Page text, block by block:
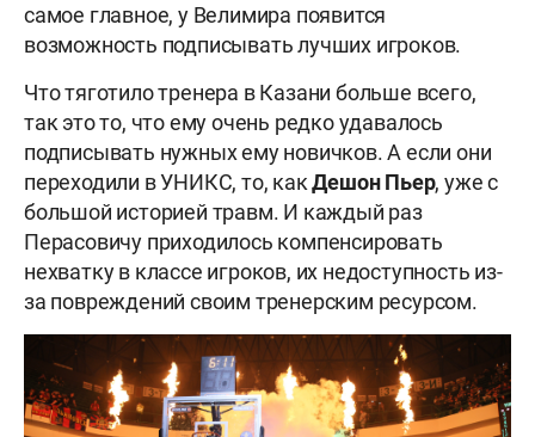
самое главное, у Велимира появится
возможность подписывать лучших игроков.
Что тяготило тренера в Казани больше всего,
так это то, что ему очень редко удавалось
подписывать нужных ему новичков. А если они
переходили в УНИКС, то, какДешон Пьер, уже с
большой историей травм. И каждый раз
Перасовичу приходилось компенсировать
нехватку в классе игроков, их недоступность из-
за повреждений своим тренерским ресурсом.